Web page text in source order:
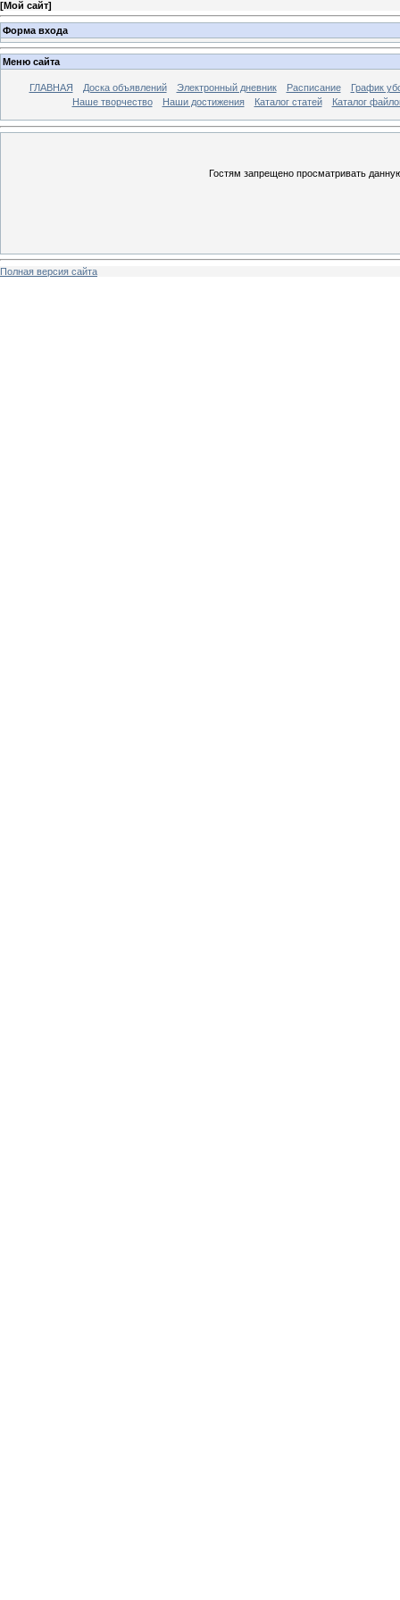
[Мой сайт]
Форма входа
Меню сайта
ГЛАВНАЯ Доска объявлений Электронный дневник Расписание
График
Наше творчество
Наши достижения Каталог статей Каталог
Гостям запрещено просматривать
Полная версия сайта